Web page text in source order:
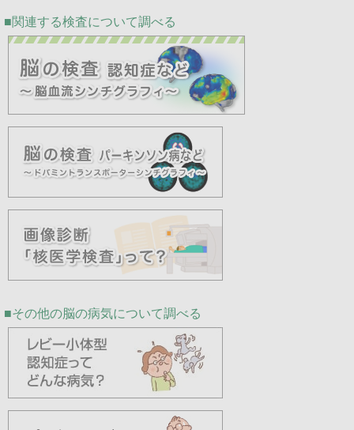
関連する検査について調べる
その他の脳の病気について調べる